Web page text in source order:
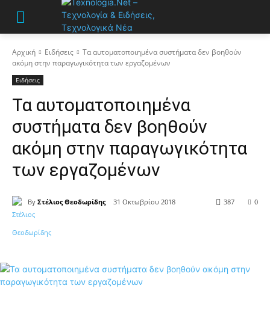
Αρχική Ειδήσεις
Τα αυτοματοποιημένα συστήματα δεν βοηθούν
ακόμη στην παραγωγικότητα των εργαζομένων
Ειδήσεις
Τα αυτοματοποιημένα
συστήματα δεν βοηθούν
ακόμη στην παραγωγικότητα
των εργαζομένων
By Στέλιος Θεοδωρίδης 31 Οκτωβρίου 2018 0
387